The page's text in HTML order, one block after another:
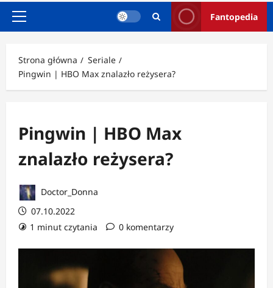
Menu
Fantopedia
Strona główna
Seriale
Pingwin | HBO Max znalazło reżysera?
Pingwin | HBO Max
znalazło reżysera?
Doctor_Donna
07.10.2022
1 minut czytania
0 komentarzy